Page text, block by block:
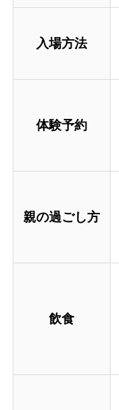
入場方法
体験予約
親の過ごし方
飲食